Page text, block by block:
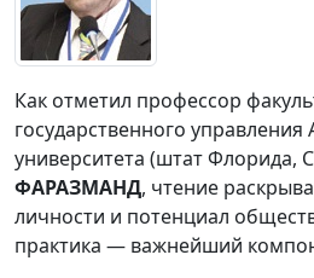
Как отметил профессор
государственного управления
университета (штат Флорида,
ФАРАЗМАНД, чтение
личности и потенциал
практика — важнейший